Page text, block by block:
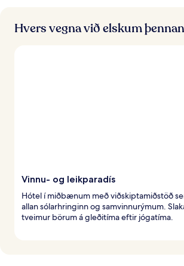
Hvers vegna við elskum
Vinnu- og leikparadís
Hótel í miðbænum með viðskiptamiðstöð
allan sólarhringinn og samvinnurýmum.
tveimur börum á gleðitíma eftir jógatíma.